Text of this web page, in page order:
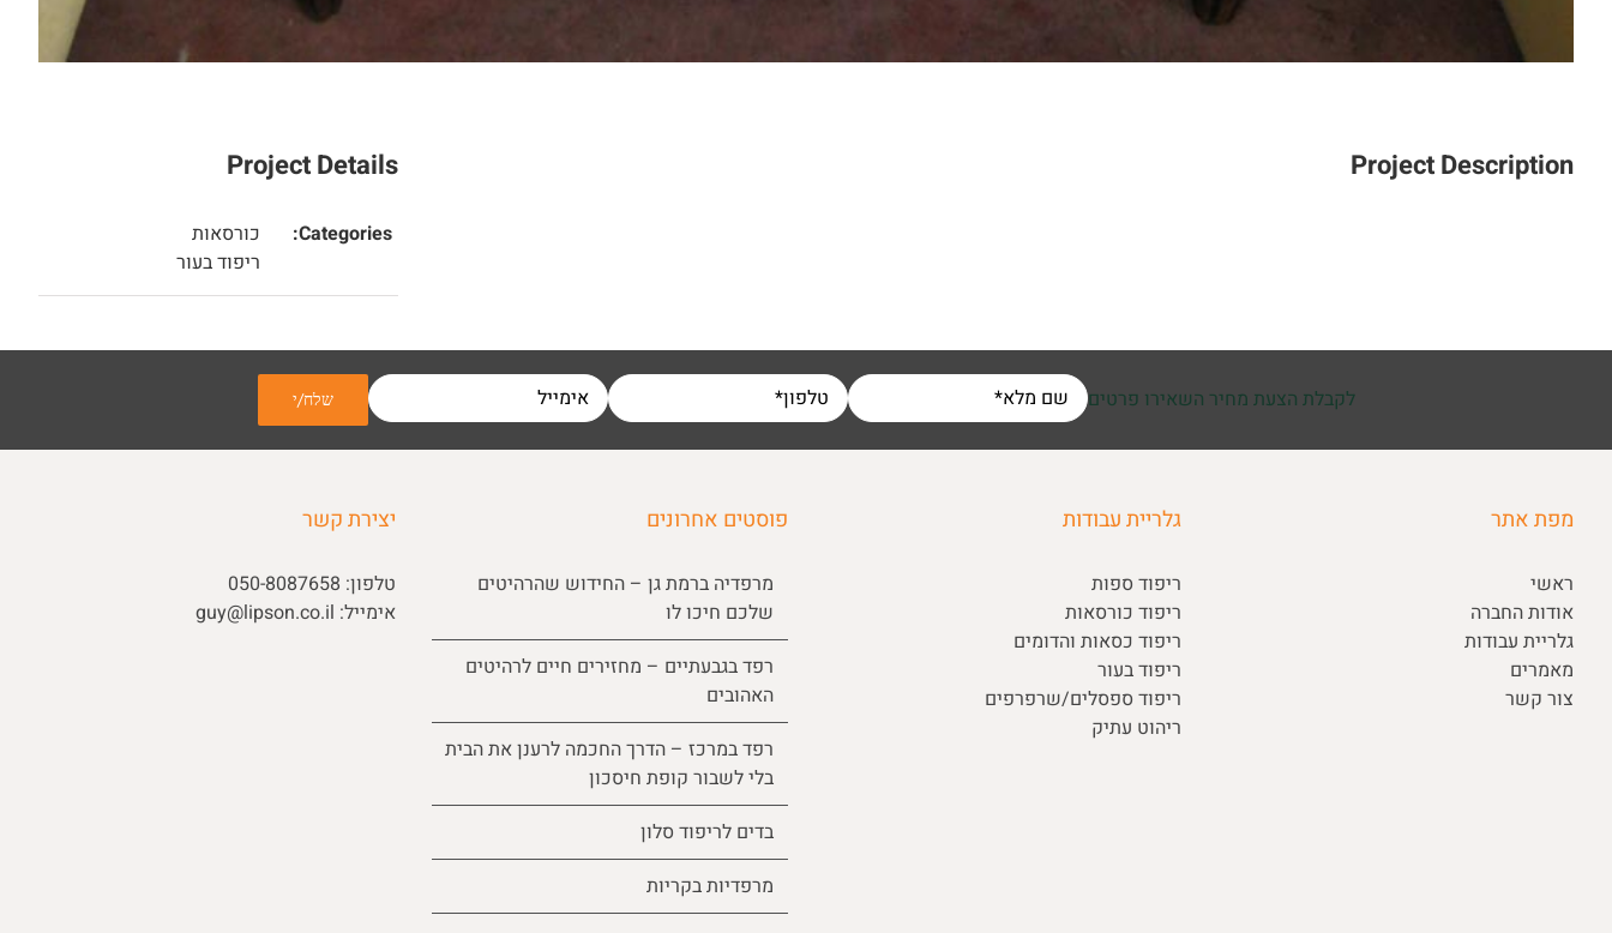
Project Description
Project Details
Categories:
כורסאות
ריפוד בעור
לקבלת הצעת מחיר השאירו פרטים
מפת אתר
ראשי
אודות החברה
גלריית עבודות
מאמרים
צור קשר
גלריית עבודות
ריפוד ספות
ריפוד כורסאות
ריפוד כסאות והדומים
ריפוד בעור
ריפוד ספסלים/שרפרפים
ריהוט עתיק
פוסטים אחרונים
מרפדיה ברמת גן – החידוש שהרהיטים
שלכם חיכו לו
רפד בגבעתיים – מחזירים חיים לרהיטים
האהובים
רפד במרכז – הדרך החכמה לרענן את הבית
בלי לשבור קופת חיסכון
בדים לריפוד סלון
מרפדיות בקריות
יצירת קשר
טלפון: 050-8087658
אימייל: guy@lipson.co.il